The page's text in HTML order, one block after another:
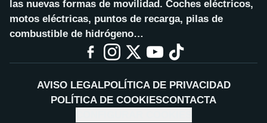
las nuevas formas de movilidad. Coches eléctricos,
motos eléctricas, puntos de recarga, pilas de
combustible de hidrógeno…
AVISO LEGALPOLÍTICA DE PRIVACIDAD
POLÍTICA DE COOKIESCONTACTA